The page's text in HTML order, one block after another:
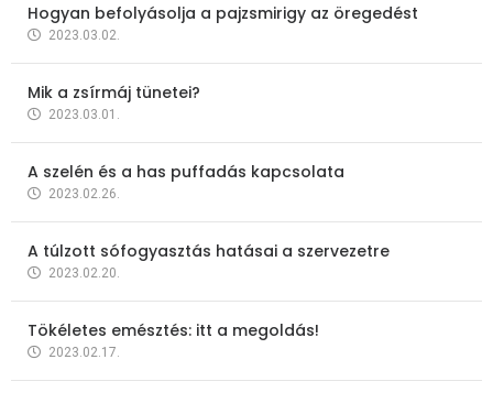
Hogyan befolyásolja a pajzsmirigy az öregedést
2023.03.02.
Mik a zsírmáj tünetei?
2023.03.01.
A szelén és a has puffadás kapcsolata
2023.02.26.
A túlzott sófogyasztás hatásai a szervezetre
2023.02.20.
Tökéletes emésztés: itt a megoldás!
2023.02.17.